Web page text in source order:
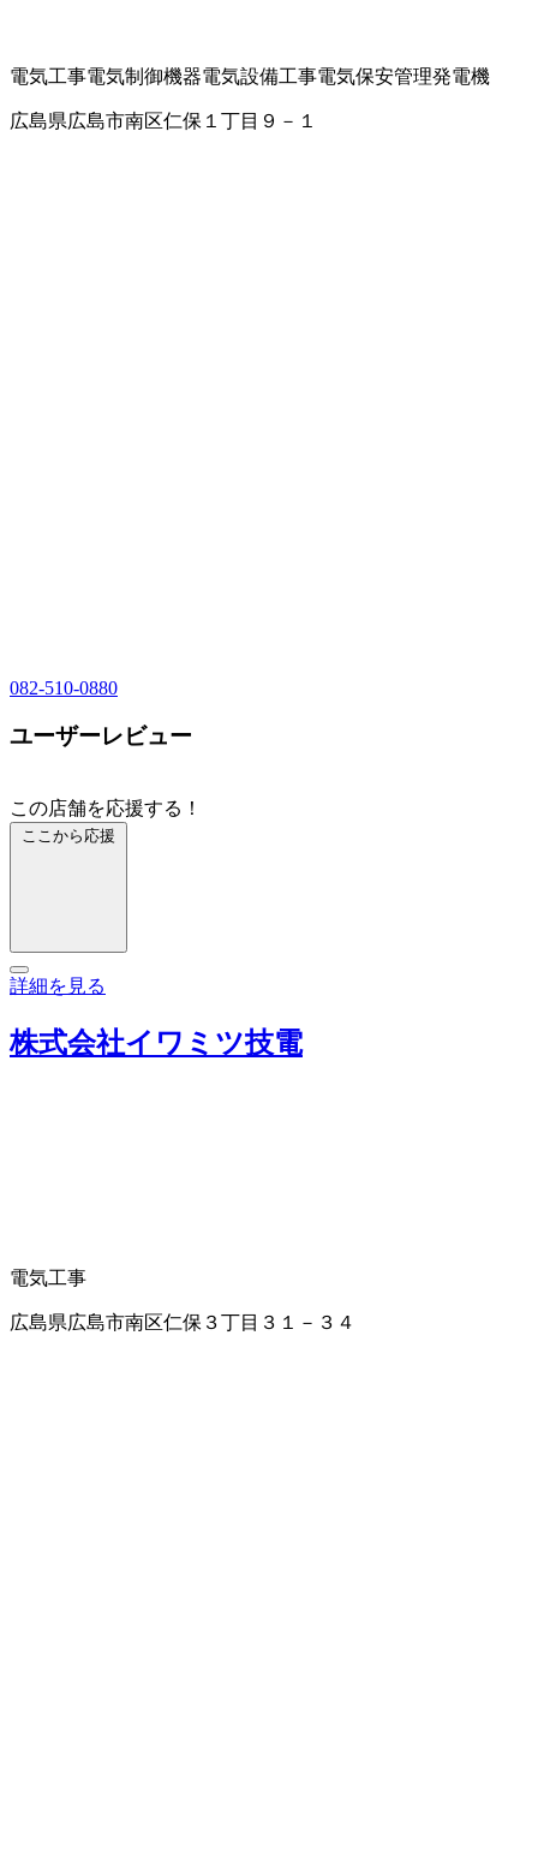
電気工事電気制御機器電気設備工事電気保安管理発電機
広島県広島市南区仁保１丁目９－１
082-510-0880
ユーザーレビュー
この店舗を応援する！
ここから応援
詳細を見る
株式会社イワミツ技電
電気工事
広島県広島市南区仁保３丁目３１－３４